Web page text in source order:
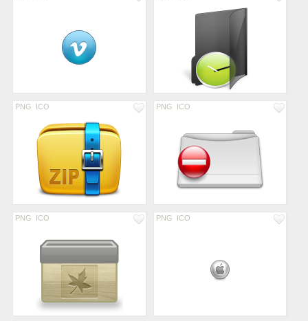
PNG ICO PNG ICO
PNG ICO PNG ICO